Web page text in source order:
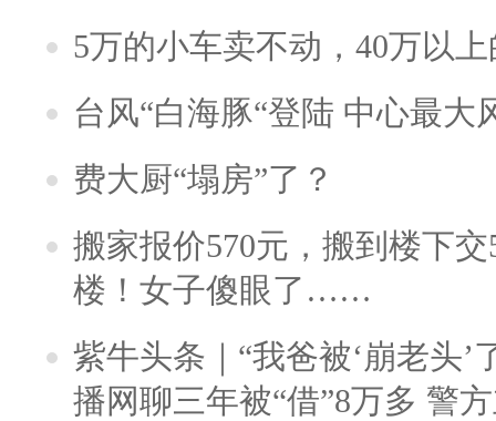
5万的小车卖不动，40万以
台风“白海豚“登陆 中心最大
费大厨“塌房”了？
搬家报价570元，搬到楼下
楼！女子傻眼了……
紫牛头条｜“我爸被‘崩老头’
播网聊三年被“借”8万多 警